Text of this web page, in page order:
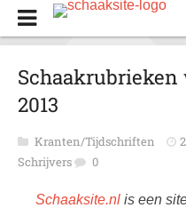
Schaakrubrieken
2013
Kranten/Tijdschriften
Schrijvers
0
Schaaksite.nl is een